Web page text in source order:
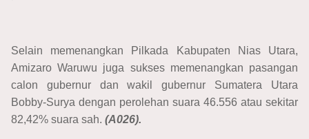
Selain memenangkan Pilkada Kabupaten Nias Utara,
Amizaro Waruwu juga sukses memenangkan pasangan
calon gubernur dan wakil gubernur Sumatera Utara
Bobby-Surya dengan perolehan suara 46.556 atau sekitar
82,42% suara sah. (A026).